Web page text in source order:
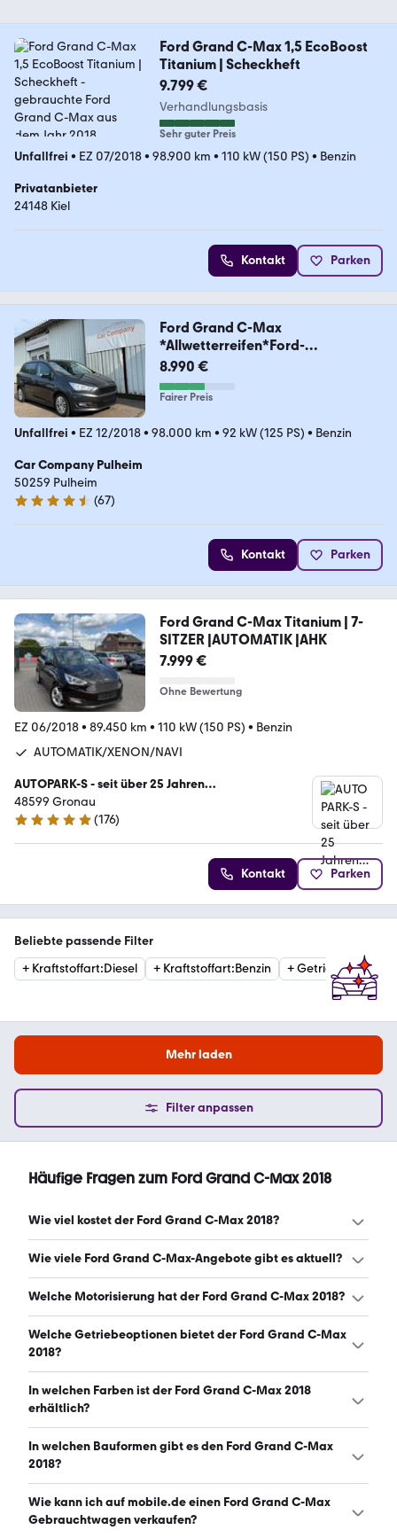
Ford Grand C-Max 1,5 EcoBoost
Titanium | Scheckheft
9.799 €
Verhandlungsbasis
Sehr guter Preis
Unfallfrei • EZ 07/2018• 98.900 km • 110 kW (150 PS) • Benzin
Privatanbieter
24148 Kiel
Kontakt Parken
Ford Grand C-Max
*Allwetterreifen*Ford-
Service*PDC*
8.990 €
Fairer Preis
Unfallfrei • EZ 12/2018• 98.000 km • 92 kW (125 PS) • Benzin
Car Company Pulheim
50259 Pulheim
4.5 Sterne
(67)
Kontakt Parken
Ford Grand C-Max Titanium | 7-
SITZER |AUTOMATIK |AHK
7.999 €
Ohne Bewertung
EZ 06/2018• 89.450 km • 110 kW (150 PS) • Benzin
AUTOMATIK/XENON/NAVI
AUTOPARK-S - seit über 25 Jahren…
48599 Gronau
4.9 Sterne
(176)
Kontakt Parken
Beliebte passende Filter
+ Kraftstoffart:Diesel + Kraftstoffart:Benzin +Getriebe:
Mehr laden
Filter anpassen
Häufige Fragen zum Ford Grand C-Max 2018
Wie viel kostet der Ford Grand C-Max 2018?
Ein guter Preis für einen Ford Grand C-Max 2018 liegt
Wie viele Ford Grand C-Max-Angebote gibt es aktuell?
Es gibt insgesamt 109 Ford Grand C-Max bei mobile.de,
8.8.2026)
Welche Motorisierung hat der Ford Grand C-Max 2018?
Der Ford Grand C-Max 2018 hat Leistungen zwischen 120
und 150 PS. (Stand: 8.8.2026)
Welche Getriebeoptionen bietet der Ford Grand C-Max
2018?
Der Ford Grand C-Max 2018 ist mit manuellem und
automatischem Getriebe erhältlich. (Stand: 8.8.2026)
In welchen Farben ist der Ford Grand C-Max 2018
erhältlich?
Den Ford Grand C-Max 2018 gibt es in folgenden Farben:
grau, schwarz, silber, weiß, blau, rot und braun. Die
In welchen Bauformen gibt es den Ford Grand C-Max
2018?
Den Ford Grand C-Max 2018 gibt es in folgenden
Bauformen: Van. (Stand: 8.8.2026)
Wie kann ich auf mobile.de einen Ford Grand C-Max
Gebrauchtwagen verkaufen?